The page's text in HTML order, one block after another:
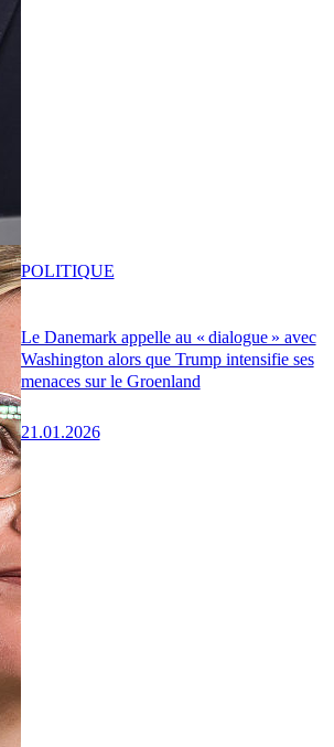
Le Danemark appelle au « dialogue » avec
Washington alors que Trump intensifie ses
menaces sur le Groenland
21.01.2026
POLITIQUE